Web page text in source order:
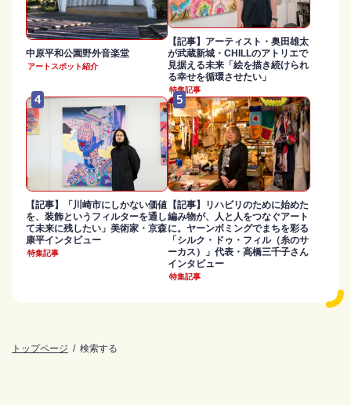
中原平和公園野外音楽堂
アートスポット紹介
【記事】アーティスト・奥田雄太
が武蔵新城・CHILLのアトリエで
見据える未来「絵を描き続けられ
る幸せを循環させたい」
特集記事
【記事】「川崎市にしかない価値
を、装飾というフィルターを通し
て未来に残したい」美術家・京森
康平インタビュー
特集記事
【記事】リハビリのために始めた
編み物が、人と人をつなぐアート
に。ヤーンボミングでまちを彩る
「シルク・ドゥ・フィル（糸のサ
ーカス）」代表・高橋三千子さん
インタビュー
特集記事
トップページ 検索する